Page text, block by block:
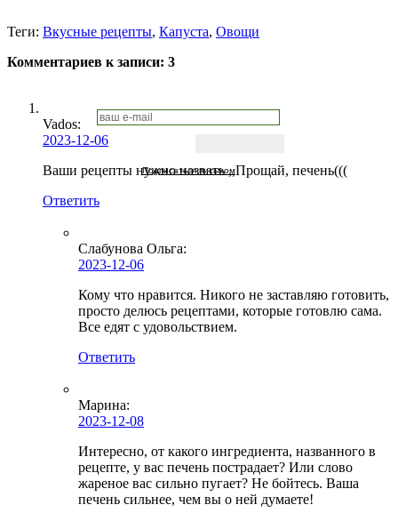
Подписаться письмом
Теги: Вкусные рецепты, Капуста, Овощи
Комментариев к записи: 3
Vados:
2023-12-06
Ваши рецепты нужно назвать ,,Прощай, печень(((
Ответить
Слабунова Ольга:
2023-12-06
Кому что нравится. Никого не заставляю готовить,
просто делюсь рецептами, которые готовлю сама.
Все едят с удовольствием.
Ответить
Марина:
2023-12-08
Интересно, от какого ингредиента, названного в
рецепте, у вас печень пострадает? Или слово
жареное вас сильно пугает? Не бойтесь. Ваша
печень сильнее, чем вы о ней думаете!